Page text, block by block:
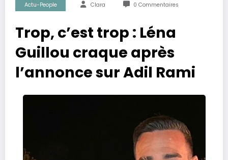
Actu-People Clara 0 Commentaires
Trop, c’est trop : Léna
Guillou craque après
l’annonce sur Adil Rami